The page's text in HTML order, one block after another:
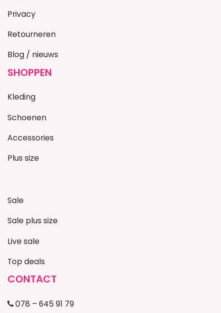
Privacy
Retourneren
Blog / nieuws
SHOPPEN
Kleding
Schoenen
Accessories
Plus size
Sale
Sale plus size
Live sale
Top deals
CONTACT
078 – 645 91 79